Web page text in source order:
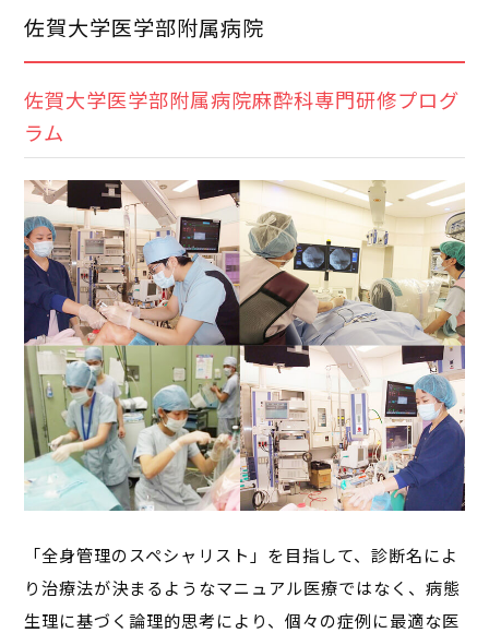
佐賀大学医学部附属病院
佐賀大学医学部附属病院麻酔科専門研修プログ
ラム
「全身管理のスペシャリスト」を目指して、診断名によ
り治療法が決まるようなマニュアル医療ではなく、病態
生理に基づく論理的思考により、個々の症例に最適な医